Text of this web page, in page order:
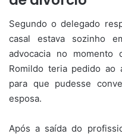
Segundo o delegado
casal estava sozinho
advocacia no momento
Romildo teria pedido ao
para que pudesse
esposa.
Após a saída do